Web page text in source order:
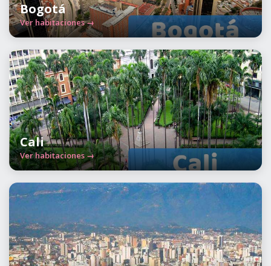
Bogotá
Ver habitaciones →
Cali
Ver habitaciones →